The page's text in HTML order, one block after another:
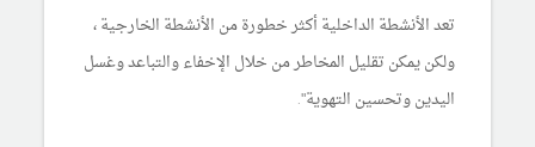
تعد الأنشطة الداخلية أكثر خطورة من الأنشطة الخارجية ،
ولكن يمكن تقليل المخاطر من خلال الإخفاء والتباعد وغسل
اليدين وتحسين التهوية".